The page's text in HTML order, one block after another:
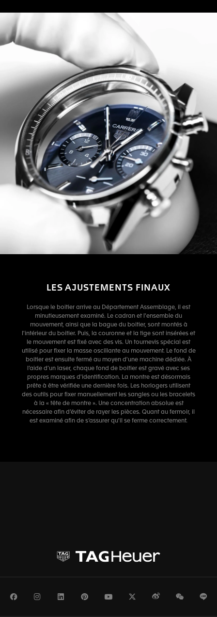
LES AJUSTEMENTS FINAUX
Lorsque le boitier arrive au Département Assemblage, il est
minutieusement examiné. Le cadran et l'ensemble du
mouvement, ainsi que la bague du boitier, sont montés à
l'intérieur du boitier. Puis, la couronne et la tige sont insérées et
le mouvement est fixé avec des vis. Un tournevis spécial est
utilisé pour fixer la masse oscillante au mouvement. Le fond de
boitier est ensuite fermé au moyen d'une machine dédiée. À
l’aide d’un laser, chaque fond de boitier est gravé avec ses
propres marques d'identification. La montre est désormais
prête à être vérifiée une dernière fois. Les horlogers utilisent
des outils pour fixer manuellement les sangles ou les bracelets
à la « tête de montre ». Une concentration absolue est
nécessaire afin d’éviter de rayer les pièces. Quant au fermoir, il
est examiné afin de s’assurer qu'il se ferme correctement.
FacebookInstagramLinkedInPinterestYoutubeTwitterWeiboWeChat